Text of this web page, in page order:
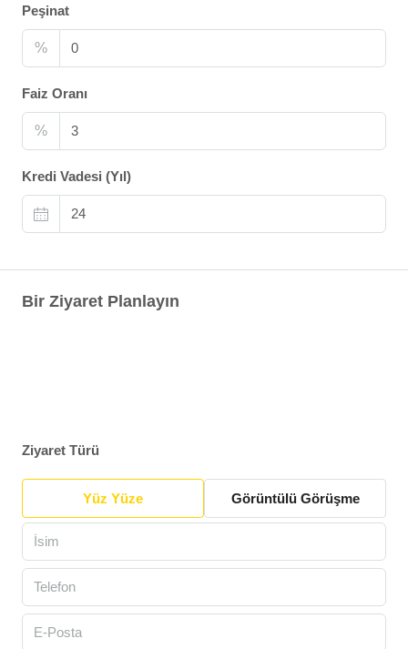
Peşinat
%
Faiz Oranı
%
Kredi Vadesi (Yıl)
Bir Ziyaret Planlayın
Ziyaret Türü
Yüz Yüze Görüntülü Görüşme